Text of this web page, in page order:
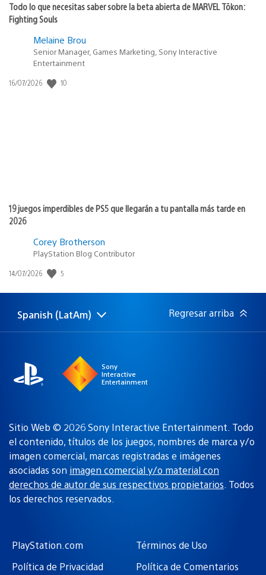
Todo lo que necesitas saber sobre la beta abierta de MARVEL Tōkon:
Fighting Souls
Melaine Brou
Senior Manager, Games Marketing, Sony Interactive
Entertainment
Fecha
16/07/2026 10
19 juegos imperdibles de PS5 que llegarán a tu pantalla más tarde en
2026
Corey Brotherson
PlayStation Blog Contributor
Fecha
publicación:
14/07/2026 5
Elige
Región
Spanish (LatAm) Regresar arriba
Sony
Interactive
Entertainment
Sitio Web © 2026 Sony Interactive Entertainment. Todo
el contenido, títulos de los juegos, nombres de marca y/o
imagen comercial, marcas registradas e imágenes
asociadas son imagen comercial y/o material con
derechos de autor de sus respectivos propietarios. Todos
los derechos reservados.
PlayStation.com
Términos de Uso
Política de Privacidad
Política de Comentarios